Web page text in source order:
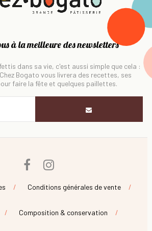
à la meilleure des newsletters
dans sa vie, c'est aussi simple que cela :
Bogato vous livrera des recettes, ses
faire la fête et quelques paillettes.
Facebook
Conditions générales de vente
Composition & conservation